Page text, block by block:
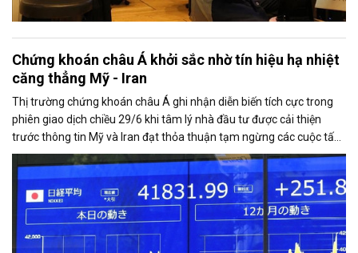
Chứng khoán châu Á khởi sắc nhờ tín hiệu hạ nhiệt
căng thẳng Mỹ - Iran
Thị trường chứng khoán châu Á ghi nhận diễn biến tích cực trong
phiên giao dịch chiều 29/6 khi tâm lý nhà đầu tư được cải thiện
trước thông tin Mỹ và Iran đạt thỏa thuận tạm ngừng các cuộc tấn
công đáp trả lẫn nhau, mở ra triển vọng nối lại đối thoại.